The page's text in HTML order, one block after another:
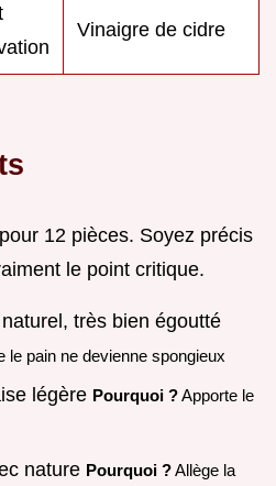
Vinaigre de cidre
12 pièces. Soyez précis
le point critique.
très bien égoutté
le pain ne devienne spongieux
légère Pourquoi ?Apporte le
nature Pourquoi ?Allège la